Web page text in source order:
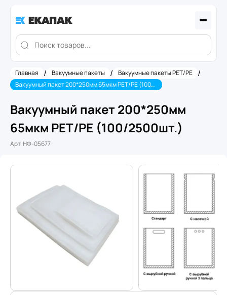
Главная / Вакуумные пакеты / Вакуумные пакеты PET/PE /
Вакуумный пакет 200*250мм 65мкм PET/PE (100/2500шт.)
Вакуумный пакет 200*250мм
65мкм PET/PE (100/2500шт.)
Арт. НФ-05677